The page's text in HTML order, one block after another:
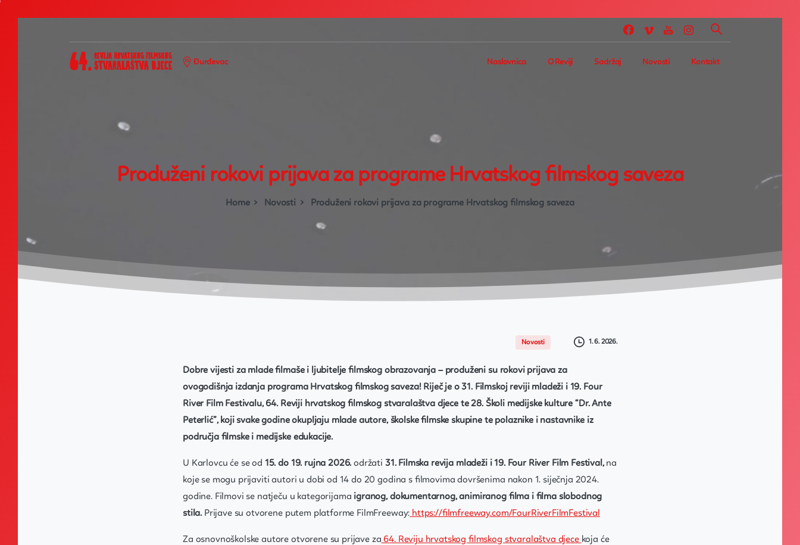
Đurđevac Naslovnica O Reviji Sadržaj Novosti Kontakt
Produženi rokovi prijava za programe Hrvatskog filmskog saveza
Home Novosti Produženi rokovi prijava za programe Hrvatskog filmskog saveza
Novosti 1. 6. 2026.
Dobre vijesti za mlade filmaše i ljubitelje filmskog obrazovanja – produženi su rokovi prijava za
ovogodišnja izdanja programa Hrvatskog filmskog saveza! Riječ je o 31. Filmskoj reviji mladeži i 19. Four
River Film Festivalu, 64. Reviji hrvatskog filmskog stvaralaštva djece te 28. Školi medijske kulture “Dr. Ante
Peterlić”, koji svake godine okupljaju mlade autore, školske filmske skupine te polaznike i nastavnike iz
područja filmske i medijske edukacije.
U Karlovcu će se od 15. do 19. rujna 2026. održati 31. Filmska revija mladeži i 19. Four River Film Festival, na
koje se mogu prijaviti autori u dobi od 14 do 20 godina s filmovima dovršenima nakon 1. siječnja 2024.
godine. Filmovi se natječu u kategorijama igranog, dokumentarnog, animiranog filma i filma slobodnog
stila. Prijave su otvorene putem platforme FilmFreeway: https://filmfreeway.com/FourRiverFilmFestival
Za osnovnoškolske autore otvorene su prijave za 64. Reviju hrvatskog filmskog stvaralaštva djece koja će